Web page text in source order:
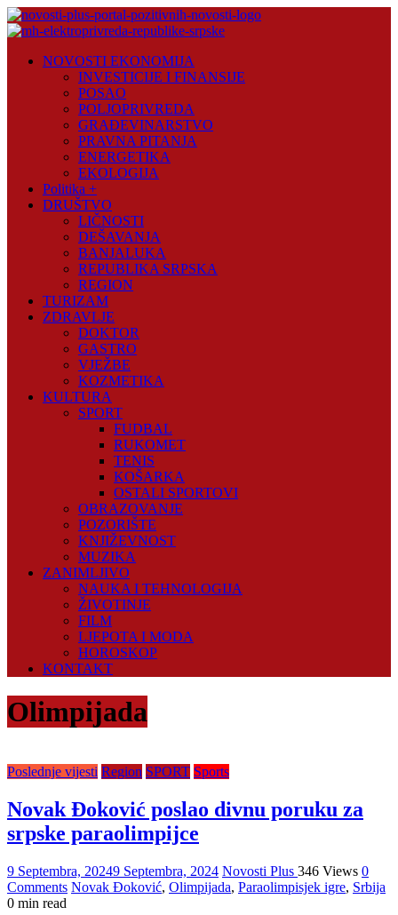
Skip
to
Plus
NOVOSTI EKONOMIJA
INVESTICIJE I FINANSIJE
POSAO
POLJOPRIVREDA
GRAĐEVINARSTVO
PRAVNA PITANJA
ENERGETIKA
EKOLOGIJA
Politika +
DRUŠTVO
LIČNOSTI
DEŠAVANJA
BANJALUKA
REPUBLIKA SRPSKA
REGION
TURIZAM
ZDRAVLJE
DOKTOR
GASTRO
VJEŽBE
KOZMETIKA
KULTURA
SPORT
FUDBAL
RUKOMET
TENIS
KOŠARKA
OSTALI SPORTOVI
OBRAZOVANJE
POZORIŠTE
KNJIŽEVNOST
MUZIKA
ZANIMLJIVO
NAUKA I TEHNOLOGIJA
ŽIVOTINJE
FILM
LJEPOTA I MODA
HOROSKOP
KONTAKT
Olimpijada
Poslednje vijesti Region SPORT Sports
Novak Đoković poslao divnu poruku za
srpske paraolimpijce
9 Septembra, 20249 Septembra, 2024 Novosti Plus 346 Views 0
Comments Novak Đoković, Olimpijada, Paraolimpisjek igre, Srbija
0 min read